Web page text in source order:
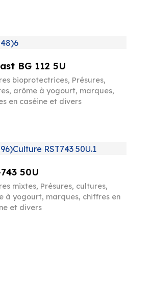
BG 112 5U
bioprotectrices, Présures,
arôme à yogourt, marques,
en caséine et divers
743 50U
mixtes, Présures, cultures,
à yogourt, marques, chiffres en
et divers